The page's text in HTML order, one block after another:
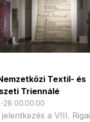
Textil- és
Triennálé
28 00:00:00
a VIII. Rigai